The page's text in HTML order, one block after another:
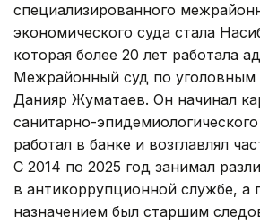
специализированного
экономического суда стала
которая более 20 лет работала
Межрайонный суд по уголовным
Данияр Жуматаев. Он начинал
санитарно-
работал в банке и возглавлял
С 2014 по 2025 год занимал
в антикоррупционной службе, а
назначением был старшим